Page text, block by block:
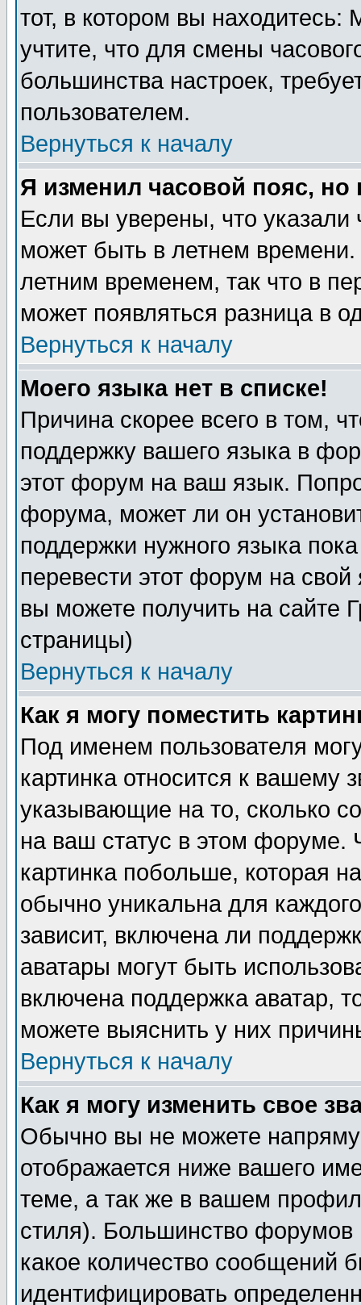
тот, в котором вы
учтите, что для смены
большинства настроек,
пользователем.
Вернуться к началу
Я изменил часовой пояс,
Если вы уверены, что указали
может быть в летнем
летним временем, так что в
может появляться разница в
Вернуться к началу
Моего языка нет в списке!
Причина скорее всего в том,
поддержку вашего языка в
этот форум на ваш язык.
форума, может ли он
поддержки нужного языка
перевести этот форум на
вы можете получить на сайте
страницы)
Вернуться к началу
Как я могу поместить
Под именем пользователя
картинка относится к вашему
указывающие на то, сколько
на ваш статус в этом форуме.
картинка побольше, которая
обычно уникальна для
зависит, включена ли
аватары могут быть
включена поддержка аватар,
можете выяснить у них
Вернуться к началу
Как я могу изменить свое
Обычно вы не можете
отображается ниже вашего
теме, а так же в вашем
стиля). Большинство форумов
какое количество сообщений
идентифицировать